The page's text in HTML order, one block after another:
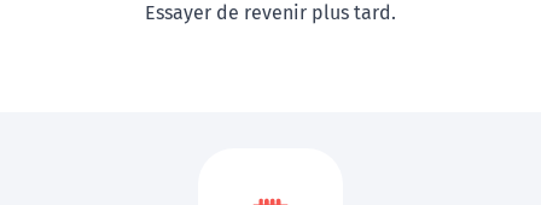
Essayer de revenir plus tard.